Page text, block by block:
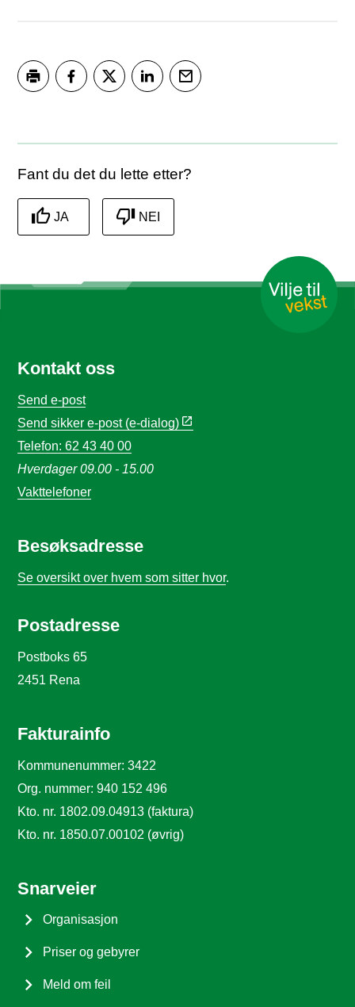
Fant du det du lette etter?
JA NEI
Kontakt oss
Send e-post
Send sikker e-post (e-dialog)
Telefon: 62 43 40 00
Hverdager 09.00 - 15.00
Vakttelefoner
Besøksadresse
Se oversikt over hvem som sitter hvor.
Postadresse
Postboks 65
2451 Rena
Fakturainfo
Kommunenummer: 3422
Org. nummer: 940 152 496
Kto. nr. 1802.09.04913 (faktura)
Kto. nr. 1850.07.00102 (øvrig)
Snarveier
Organisasjon
Priser og gebyrer
Meld om feil